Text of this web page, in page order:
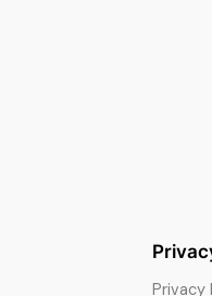
Privacy